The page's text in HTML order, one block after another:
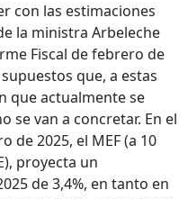
con las estimaciones
la ministra Arbeleche
Fiscal de febrero de
que, a estas
que actualmente se
se van a concretar. En el
de 2025, el MEF (a 10
proyecta un
de 3,4%, en tanto en